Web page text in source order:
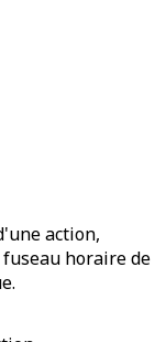
action,
horaire de